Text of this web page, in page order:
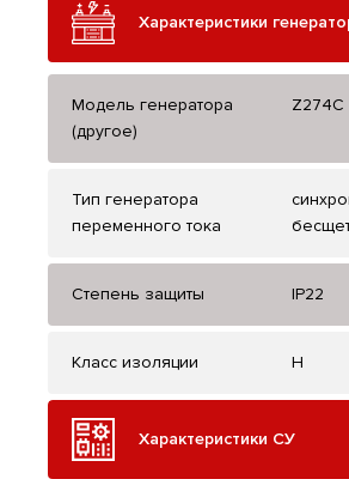
Характеристики
Модель генератора
(другое)
Z274C
Тип генератора
переменного тока
Степень защиты IP22
Класс изоляции H
Характеристики СУ